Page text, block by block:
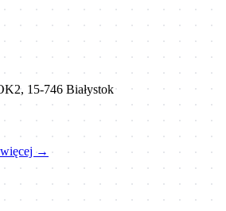
15-746 Białystok
→